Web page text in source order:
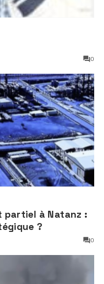
0
partiel à Natanz :
?
0